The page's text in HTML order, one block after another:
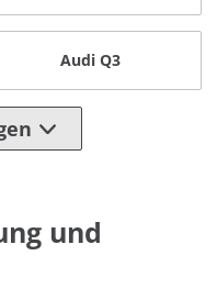
Audi Q3
und